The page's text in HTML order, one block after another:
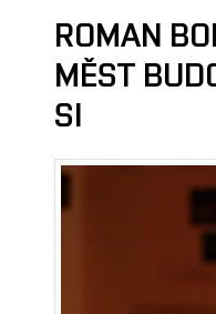
ROMAN
MĚST
SI